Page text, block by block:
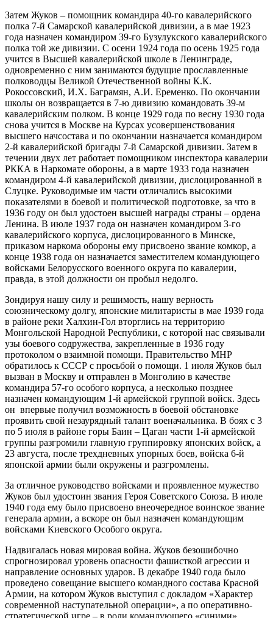
Затем Жуков – помощник командира 40-го кавалерийского
полка 7-й Самарской кавалерийской дивизии, а в мае 1923
года назначен командиром 39-го Бузулукского кавалерийского
полка той же дивизии. С осени 1924 года по осень 1925 года
учится в Высшей кавалерийской школе в Ленинграде,
одновременно с ним занимаются будущие прославленные
полководцы Великой Отечественной войны К.К.
Рокоссовский, И.Х. Баграмян, А.И. Еременко. По окончании
школы он возвращается в 7-ю дивизию командовать 39-м
кавалерийским полком. В конце 1929 года по весну 1930 года
снова учится в Москве на Курсах усовершенствования
высшего начсостава и по окончании назначается командиром
2-й кавалерийской бригады 7-й Самарской дивизии. Затем в
течении двух лет работает помощником инспектора кавалерии
РККА в Наркомате обороны, а в марте 1933 года назначен
командиром 4-й кавалерийской дивизии, дислоцированной в
Слуцке. Руководимые им части отличались высокими
показателями в боевой и политической подготовке, за что в
1936 году он был удостоен высшей награды страны – ордена
Ленина. В июле 1937 года он назначен командиром 3-го
кавалерийского корпуса, дислоцированного в Минске,
приказом наркома обороны ему присвоено звание комкор, а
конце 1938 года он назначается заместителем командующего
войсками Белорусского военного округа по кавалерии,
правда, в этой должности он пробыл недолго.
Зондируя нашу силу и решимость, нашу верность
союзническому долгу, японские милитаристы в мае 1939 года
в районе реки Халхин-Гол вторглись на территорию
Монгольской Народной Республики, с которой нас связывали
узы боевого содружества, закрепленные в 1936 году
протоколом о взаимной помощи. Правительство МНР
обратилось к СССР с просьбой о помощи. 1 июля Жуков был
вызван в Москву и отправлен в Монголию в качестве
командира 57-го особого корпуса, а несколько позднее
назначен командующим 1-й армейской группой войск. Здесь
он впервые получил возможность в боевой обстановке
проявить свой незаурядный талант военачальника. В боях с 3
по 5 июля в районе горы Баин – Цаган части 1-й армейской
группы разгромили главную группировку японских войск, а
23 августа, после трехдневных упорных боев, войска 6-й
японской армии были окружены и разгромлены.
За отличное руководство войсками и проявленное мужество
Жуков был удостоин звания Героя Советского Союза. В июле
1940 года ему было присвоено внеочередное воинское звание
генерала армии, а вскоре он был назначен командующим
войсками Киевского Особого округа.
Надвигалась новая мировая война. Жуков безошибочно
спрогнозировал уровень опасности фашисткой агрессии и
направление основных ударов. В декабре 1940 года было
проведено совещание высшего командного состава Красной
Армии, на котором Жуков выступил с докладом «Характер
современной наступательной операции», а по оперативно-
стратегической игре – в роли командующего «синими»,